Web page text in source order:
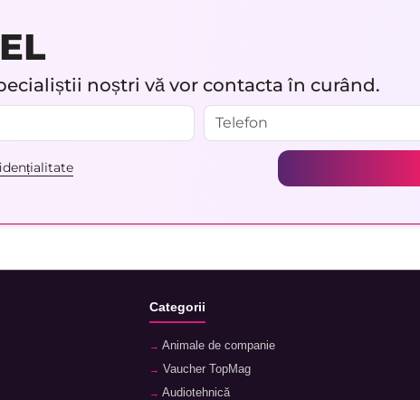
noștri vă vor contacta în curând.
Categorii
Animale de companie
Vaucher TopMag
Audiotehnică